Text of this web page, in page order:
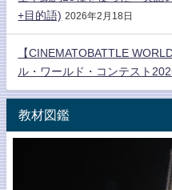
+目的語) 2026年2月18日
【CINEMATOBATTLE
ル・ワールド・コンテスト
教材図鑑